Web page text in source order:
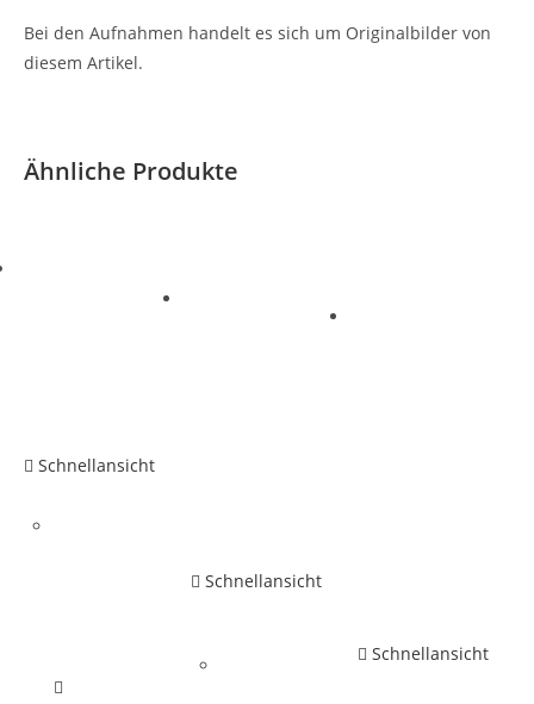
Bei den Aufnahmen handelt es sich um Originalbilder von
diesem Artikel.
Ähnliche Produkte
Schnellansicht
Schnellansicht
Schnellansicht